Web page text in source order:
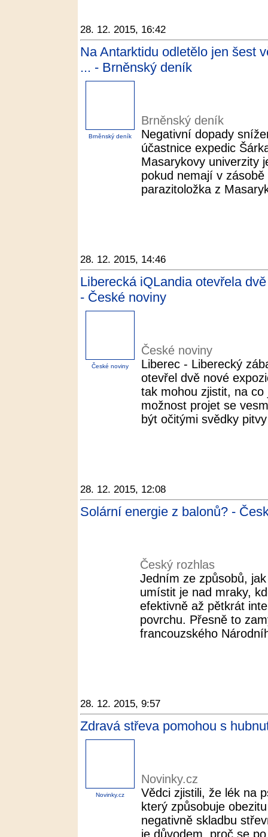
28. 12. 2015, 16:42
Na Antarktidu odletělo jen šest
... - Brněnský deník
Brněnský deník
Brněnský deník
Negativní dopady
účastnice expedic
Masarykovy univerzity
pokud nemají v
parazitoložka z
28. 12. 2015, 14:46
Liberecká iQLandia otevřela
- České noviny
České noviny
České noviny
Liberec - Liberecký
otevřel dvě nové
tak mohou zjistit, na
možnost projet se
být očitými svědky
28. 12. 2015, 12:08
Solární energie z balonů? -
Český rozhlas
Jedním ze způsobů,
umístit je nad mraky,
efektivně až pětkrát
povrchu. Přesně to
francouzského
28. 12. 2015, 9:57
Zdravá střeva pomohou s
Novinky.cz
Novinky.cz
Vědci zjistili, že lék na
který způsobuje
negativně skladbu
je důvodem, proč se